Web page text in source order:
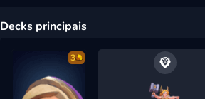
Decks principais
3